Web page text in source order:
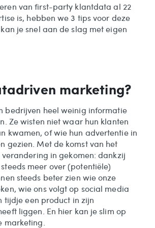
van first-party klantdata al 22
is, hebben we 3 tips voor deze
je snel aan de slag met eigen
marketing?
bedrijven heel weinig informatie
Ze wisten niet waar hun klanten
kwamen, of wie hun advertentie in
gezien. Met de komst van het
in gekomen: dankzij
meer over (potentiële)
steeds beter zien wie onze
wie ons volgt op social media
tijdje een product in zijn
liggen. En hier kan je slim op
marketing.